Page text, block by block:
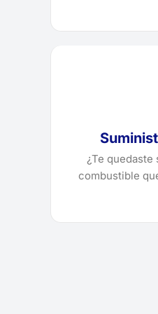
¿Te quedaste
combustible